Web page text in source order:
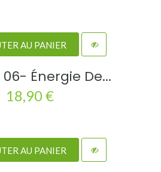
AU PANIER
Énergie De...
18,90 €
AU PANIER